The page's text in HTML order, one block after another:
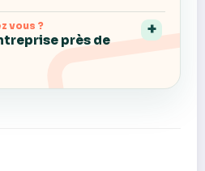
vous ?
près de